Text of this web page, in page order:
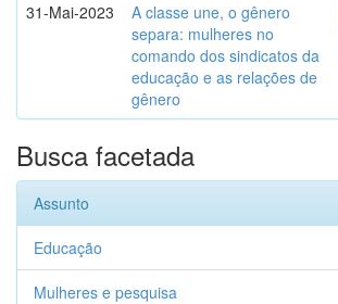
31-Mai-2023
A classe une, o gênero
separa: mulheres no
comando dos sindicatos da
educação e as relações de
gênero
Busca facetada
Assunto
Educação
Mulheres e pesquisa